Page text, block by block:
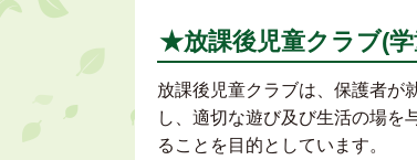
★放課後児童クラブ(
放課後児童クラブは、保護者が
し、適切な遊び及び生活の場を
ることを目的としています。